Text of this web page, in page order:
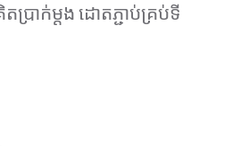
រាក់ម្តង ដោតភ្ជាប់គ្រប់ទី